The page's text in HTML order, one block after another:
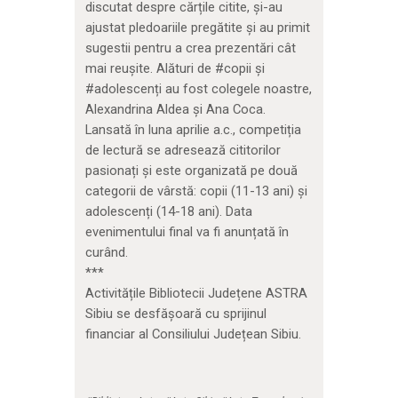
discutat despre cărțile citite, și-au
ajustat pledoariile pregătite și au primit
sugestii pentru a crea prezentări cât
mai reușite. Alături de #copii și
#adolescenți au fost colegele noastre,
Alexandrina Aldea și Ana Coca.
Lansată în luna aprilie a.c., competiția
de lectură se adresează cititorilor
pasionați și este organizată pe două
categorii de vârstă: copii (11-13 ani) și
adolescenți (14-18 ani). Data
evenimentului final va fi anunțată în
curând.
***
Activitățile Bibliotecii Județene ASTRA
Sibiu se desfășoară cu sprijinul
financiar al Consiliului Județean Sibiu.